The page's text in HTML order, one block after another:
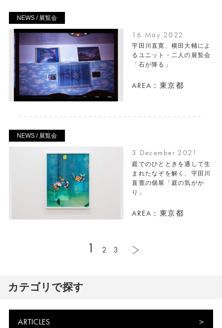
NEWS / 展覧会
16 May 2022
宇田川直寛、横田大輔によ
るユニット・二人の展覧会
「石が降る」
AREA：東京都
NEWS / 展覧会
3 December 2021
庭でのひとときを通して生
まれたなぞを解く、宇田川
直寛の個展「庭の気がか
り」
AREA：東京都
1 2 3
カテゴリで探す
ARTICLES